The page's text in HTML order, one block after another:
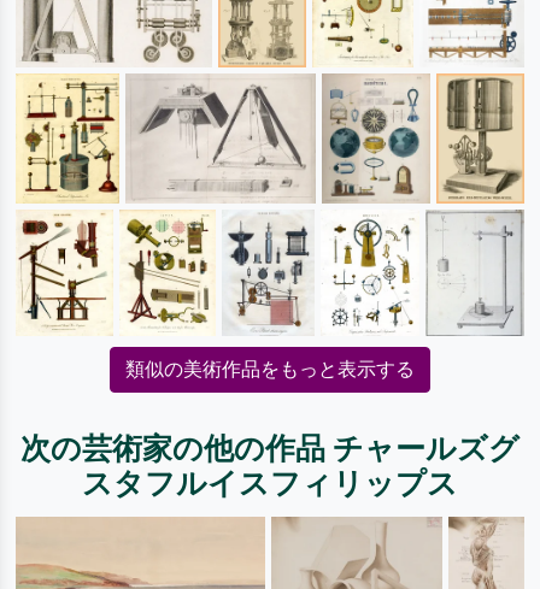
類似の美術作品をもっと表示する
次の芸術家の他の作品 チャールズグ
スタフルイスフィリップス